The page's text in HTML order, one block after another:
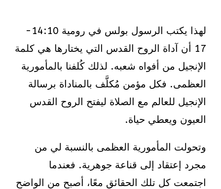
لهذا يكتب الرسول بولس في رومية 14:10-
17 أن آداة الروح القدس التي يختارها هي كلمة
الإنجيل من أفواه شعبه. لذلك كُلفنا بالمأمورية
العظمى. فكل مؤمن مُكلَّف بالمناداة برسالة
الإنجيل للعالم مع الصلاة ليفتح الروح القدس
العيون ويعطي حياة.
وتحولت المأمورية العظمى بالنسبة لي من
مجرد إعتقاد إلى قناعة جوهرية. فعندما
اجتمعت كل تلك الحقائق معًا، أصبح من الواضح